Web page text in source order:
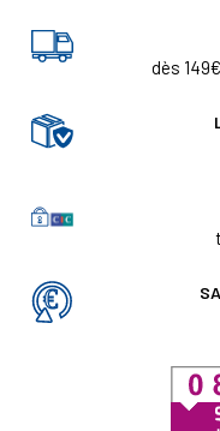
dès